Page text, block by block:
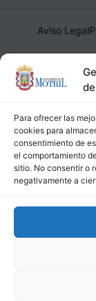
Para ofrecer las
cookies para
consentimiento de
el comportamiento
sitio. No consentir o
negativamente a
Aviso Legal
Ayuntamiento